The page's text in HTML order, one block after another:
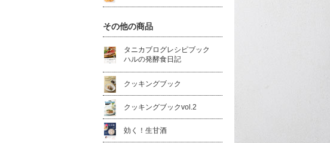
その他の商品
タニカブログレシピブック
ハルの発酵食日記
クッキングブック
クッキングブックvol.2
効く！生甘酒